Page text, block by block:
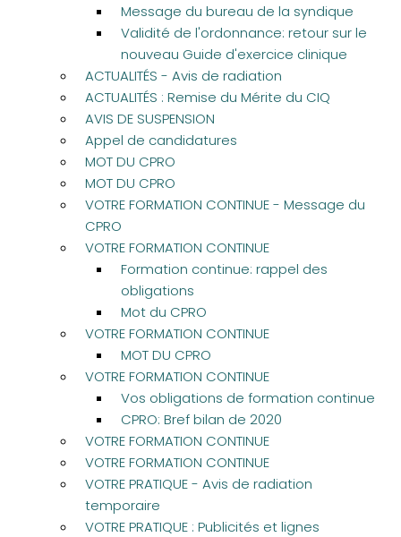
Message du bureau de la syndique
Validité de l'ordonnance: retour sur le
nouveau Guide d'exercice clinique
ACTUALITÉS - Avis de radiation
ACTUALITÉS : Remise du Mérite du CIQ
AVIS DE SUSPENSION
Appel de candidatures
MOT DU CPRO
MOT DU CPRO
VOTRE FORMATION CONTINUE - Message du
CPRO
VOTRE FORMATION CONTINUE
Formation continue: rappel des
obligations
Mot du CPRO
VOTRE FORMATION CONTINUE
MOT DU CPRO
VOTRE FORMATION CONTINUE
Vos obligations de formation continue
CPRO: Bref bilan de 2020
VOTRE FORMATION CONTINUE
VOTRE FORMATION CONTINUE
VOTRE PRATIQUE - Avis de radiation
temporaire
VOTRE PRATIQUE : Publicités et lignes